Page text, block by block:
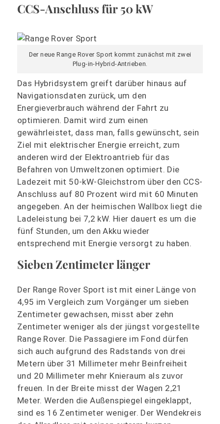
CCS-Anschluss für 50 kW
Der neue Range Rover Sport kommt zunächst mit zwei
Plug-in-Hybrid-Antrieben.
Das Hybridsystem greift darüber hinaus auf
Navigationsdaten zurück, um den
Energieverbrauch während der Fahrt zu
optimieren. Damit wird zum einen
gewährleistet, dass man, falls gewünscht, sein
Ziel mit elektrischer Energie erreicht, zum
anderen wird der Elektroantrieb für das
Befahren von Umweltzonen optimiert. Die
Ladezeit mit 50-kW-Gleichstrom über den CCS-
Anschluss auf 80 Prozent wird mit 60 Minuten
angegeben. An der heimischen Wallbox liegt die
Ladeleistung bei 7,2 kW. Hier dauert es um die
fünf Stunden, um den Akku wieder
entsprechend mit Energie versorgt zu haben.
Sieben Zentimeter länger
Der Range Rover Sport ist mit einer Länge von
4,95 im Vergleich zum Vorgänger um sieben
Zentimeter gewachsen, misst aber zehn
Zentimeter weniger als der jüngst vorgestellte
Range Rover. Die Passagiere im Fond dürfen
sich auch aufgrund des Radstands von drei
Metern über 31 Millimeter mehr Beinfreiheit
und 20 Millimeter mehr Knieraum als zuvor
freuen. In der Breite misst der Wagen 2,21
Meter. Werden die Außenspiegel eingeklappt,
sind es 16 Zentimeter weniger. Der Wendekreis